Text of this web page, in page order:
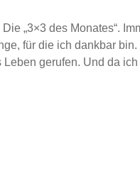
„3×3 des Monates“.
für die ich dankbar
Leben gerufen. Und da